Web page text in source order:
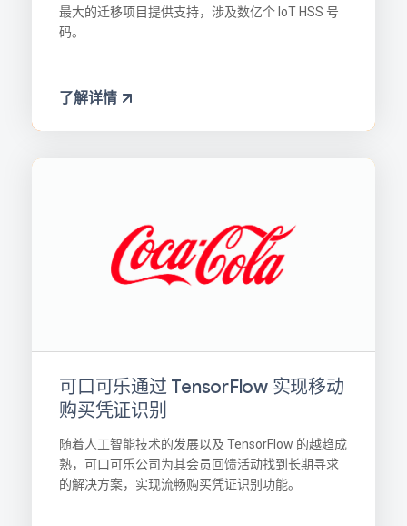
最大的迁移项目提供支持，涉及数亿个 IoT HSS 号
码。
了解详情
可口可乐通过 TensorFlow 实现移动
购买凭证识别
随着人工智能技术的发展以及 TensorFlow 的越趋成
熟，可口可乐公司为其会员回馈活动找到长期寻求
的解决方案，实现流畅购买凭证识别功能。